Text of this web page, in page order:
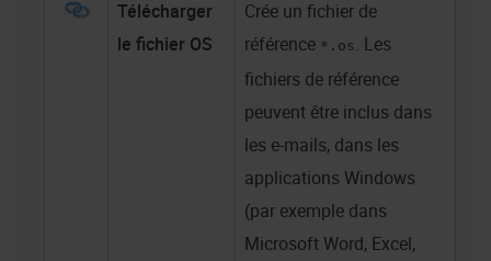
Télécharger
le fichier OS
Crée un fichier de
référence *.os . Les
fichiers de référence
peuvent être inclus dans
les e-mails, dans les
applications Windows
(par exemple dans
Microsoft Word, Excel,